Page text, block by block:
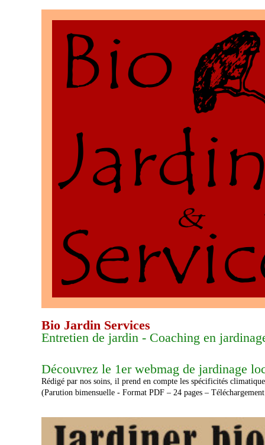
Bio Jardin Services
Entretien de jardin - Coaching en
Découvrez le 1er webmag de jardinage
Rédigé par nos soins, il prend en compte les spécificités
(Parution bimensuelle - Format PDF – 24 pages –